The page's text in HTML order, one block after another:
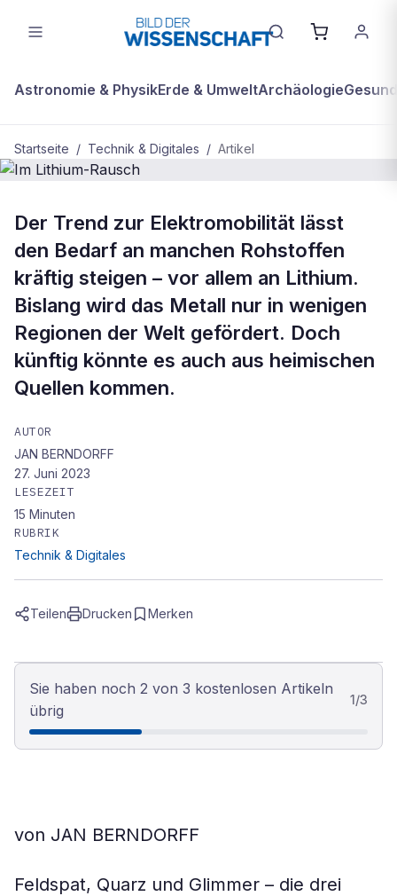
Astronomie & PhysikErde & UmweltArchäologie
Startseite / Technik & Digitales / Artikel
TECHNIK & DIGITALES
Im Lithium-Rausch
Der Trend zur Elektromobilität lässt
den Bedarf an manchen Rohstoffen
kräftig steigen – vor allem an Lithium.
Bislang wird das Metall nur in wenigen
Regionen der Welt gefördert. Doch
künftig könnte es auch aus heimischen
Quellen kommen.
AUTOR
JAN BERNDORFF
27. Juni 2023
LESEZEIT
15 Minuten
RUBRIK
Technik & Digitales
Teilen Drucken Merken
Sie haben noch 2 von 3 kostenlosen Artikeln
übrig
1/3
von JAN BERNDORFF
Feldspat, Quarz und Glimmer – die drei